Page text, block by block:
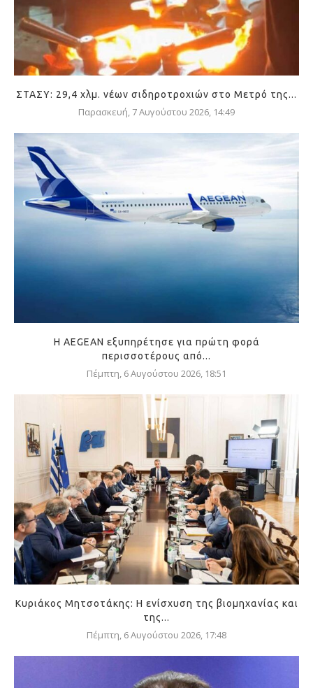
ΣΤΑΣΥ: 29,4 χλμ. νέων σιδηροτροχιών στο Μετρό της...
Παρασκευή, 7 Αυγούστου 2026, 14:49
Η AEGEAN εξυπηρέτησε για πρώτη φορά
περισσοτέρους από...
Πέμπτη, 6 Αυγούστου 2026, 18:51
Κυριάκος Μητσοτάκης: Η ενίσχυση της βιομηχανίας και
της...
Πέμπτη, 6 Αυγούστου 2026, 17:48